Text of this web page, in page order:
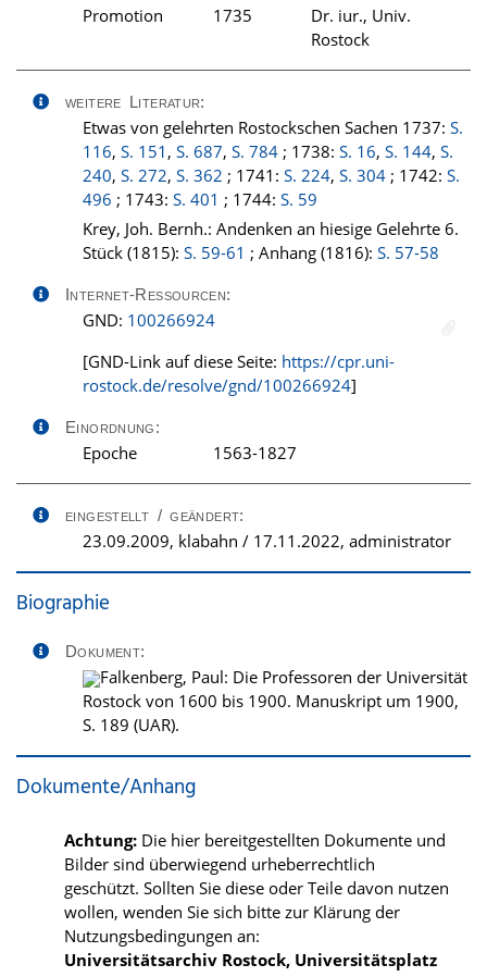
Promotion 1735
Dr. iur., Univ.
Rostock
weitere Literatur:
Etwas von gelehrten Rostockschen Sachen 1737: S.
116, S. 151 , S. 687, S. 784 ; 1738: S. 16, S. 144, S.
240, S. 272, S. 362 ; 1741: S. 224, S. 304 ; 1742: S.
496 ; 1743: S. 401 ; 1744: S. 59
Krey, Joh. Bernh.: Andenken an hiesige Gelehrte 6.
Stück (1815): S. 59-61 ; Anhang (1816): S. 57-58
Internet-Ressourcen:
GND: 100266924
[GND-Link auf diese Seite: https://cpr.uni-
rostock.de/resolve/gnd/100266924]
Einordnung:
Epoche 1563-1827
eingestellt / geändert:
23.09.2009, klabahn / 17.11.2022, administrator
Biographie
Dokument:
Falkenberg, Paul: Die Professoren der Universität
Rostock von 1600 bis 1900. Manuskript um 1900,
S. 189 (UAR).
Dokumente/Anhang
Achtung: Die hier bereitgestellten Dokumente und
Bilder sind überwiegend urheberrechtlich
geschützt. Sollten Sie diese oder Teile davon nutzen
wollen, wenden Sie sich bitte zur Klärung der
Nutzungsbedingungen an:
Universitätsarchiv Rostock, Universitätsplatz